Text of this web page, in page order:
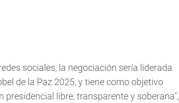
sociales, la negociación sería liderada
de la Paz 2025, y tiene como objetivo
presidencial libre, transparente y soberana",